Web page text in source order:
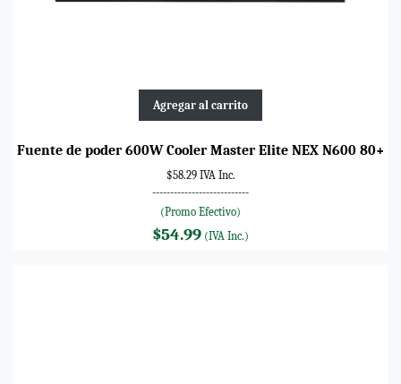
Agregar al carrito
Fuente de poder 600W Cooler Master Elite NEX N600 80+
$58.29 IVA Inc.
---------------------------
(Promo Efectivo)
$54.99 (IVA Inc.)